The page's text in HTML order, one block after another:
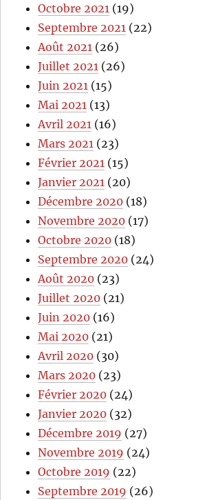
Octobre 2021 (19)
Septembre 2021 (22)
Août 2021 (26)
Juillet 2021 (26)
Juin 2021 (15)
Mai 2021 (13)
Avril 2021 (16)
Mars 2021 (23)
Février 2021 (15)
Janvier 2021 (20)
Décembre 2020 (18)
Novembre 2020 (17)
Octobre 2020 (18)
Septembre 2020 (24)
Août 2020 (23)
Juillet 2020 (21)
Juin 2020 (16)
Mai 2020 (21)
Avril 2020 (30)
Mars 2020 (23)
Février 2020 (24)
Janvier 2020 (32)
Décembre 2019 (27)
Novembre 2019 (24)
Octobre 2019 (22)
Septembre 2019 (26)